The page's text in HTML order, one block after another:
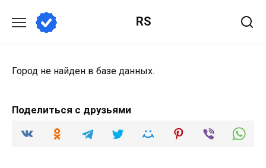
содержанию
RS
Город не найден в базе данных.
Поделиться с друзьями